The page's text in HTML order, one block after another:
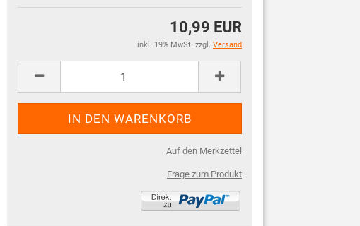
10,99 EUR
inkl. 19% MwSt. zzgl. Versand
Auf den Merkzettel
Frage zum Produkt